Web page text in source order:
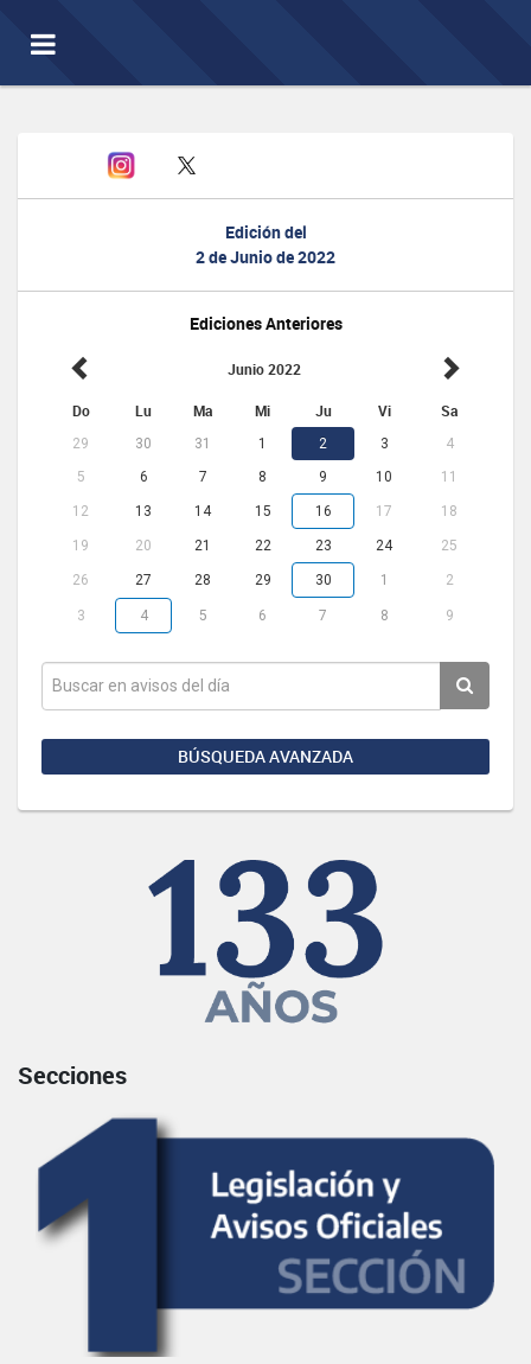
Toggle
navigation
Edición del
2 de Junio de 2022
Ediciones Anteriores
Junio 2022
Do Lu Ma Mi Ju Vi Sa
29 30 31 1 2 3
4
5
6 7 8 9 10 11
12 13 14 15 16 17 18
19 20 21 22 23 24 25
26 27 28 29 30 1 2
3 4 5 6 7 8 9
BÚSQUEDA AVANZADA
Secciones